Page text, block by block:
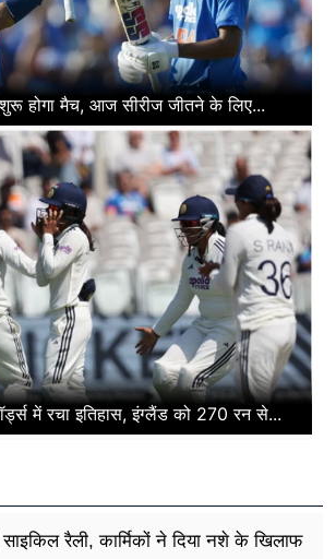
होगा मैच, आज सीरीज जीतने के लिए...
में रचा इतिहास, इंग्लैंड को 270 रन से...
रैली, कार्मिकों ने दिया नशे के खिलाफ